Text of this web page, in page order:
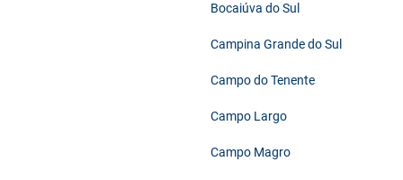
Bocaiúva do Sul
Campina Grande do Sul
Campo do Tenente
Campo Largo
Campo Magro